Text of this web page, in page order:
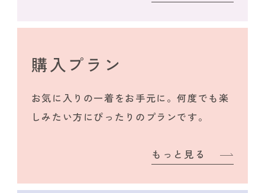
購入プラン
お気に入りの一着をお手元に。何度でも楽
しみたい方にぴったりのプランです。
もっと見る